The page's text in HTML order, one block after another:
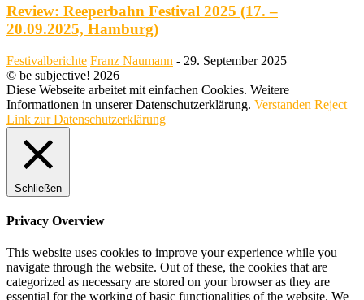
Review: Reeperbahn Festival 2025 (17. –
20.09.2025, Hamburg)
Festivalberichte Franz Naumann - 29. September 2025
© be subjective! 2026
Diese Webseite arbeitet mit einfachen Cookies. Weitere
Informationen in unserer Datenschutzerklärung. Verstanden Reject
Link zur Datenschutzerklärung
Schließen
Privacy Overview
This website uses cookies to improve your experience while you
navigate through the website. Out of these, the cookies that are
categorized as necessary are stored on your browser as they are
essential for the working of basic functionalities of the website. We